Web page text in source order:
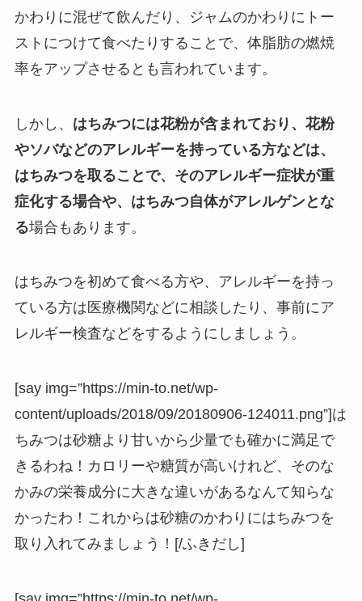
かわりに混ぜて飲んだり、ジャムのかわりにトー
ストにつけて食べたりすることで、体脂肪の燃焼
率をアップさせるとも言われています。
しかし、 はちみつには花粉が含まれており、花粉
やソバなどのアレルギーを持っている方などは、
はちみつを取ることで、そのアレルギー症状が重
症化する場合や、はちみつ自体がアレルゲンとな
る場合もあります。
はちみつを初めて食べる方や、アレルギーを持っ
ている方は医療機関などに相談したり、事前にア
レルギー検査などをするようにしましょう。
[say img=”https://min-to.net/wp-
content/uploads/2018/09/20180906-124011.png”]は
ちみつは砂糖より甘いから少量でも確かに満足で
きるわね！カロリーや糖質が高いけれど、そのな
かみの栄養成分に大きな違いがあるなんて知らな
かったわ！これからは砂糖のかわりにはちみつを
取り入れてみましょう！[/ふきだし]